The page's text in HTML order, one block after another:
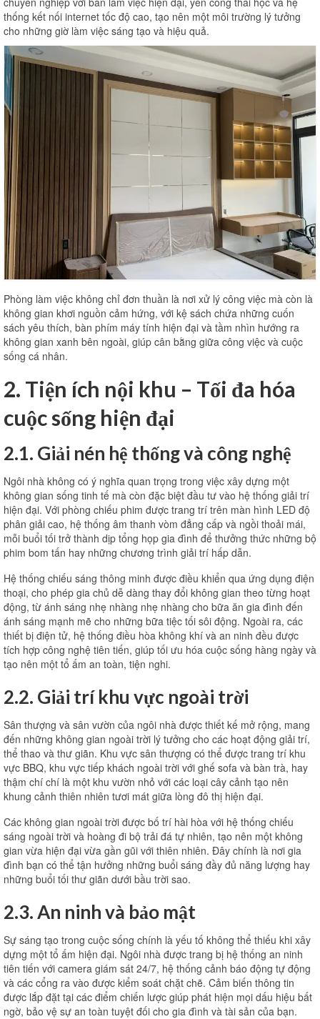
thống kết nối internet tốc độ cao, tạo nên một môi trường lý tưởng
cho những giờ làm việc sáng tạo và hiệu quả.
Phòng làm việc không chỉ đơn thuần là nơi xử lý công việc mà còn là
không gian khơi nguồn cảm hứng, với kệ sách chứa những cuốn
sách yêu thích, bàn phím máy tính hiện đại và tầm nhìn hướng ra
không gian xanh bên ngoài, giúp cân bằng giữa công việc và cuộc
sống cá nhân.
2. Tiện ích nội khu – Tối đa hóa
cuộc sống hiện đại
2.1. Giải nén hệ thống và công nghệ
Ngôi nhà không có ý nghĩa quan trọng trong việc xây dựng một
không gian sống tinh tế mà còn đặc biệt đầu tư vào hệ thống giải trí
hiện đại. Với phòng chiếu phim được trang trí trên màn hình LED độ
phân giải cao, hệ thống âm thanh vòm đẳng cấp và ngồi thoải mái,
mỗi buổi tối trở thành dịp tổng họp gia đình để thưởng thức những bộ
phim bom tấn hay những chương trình giải trí hấp dẫn.
Hệ thống chiếu sáng thông minh được điều khiển qua ứng dụng điện
thoại, cho phép gia chủ dễ dàng thay đổi không gian theo từng hoạt
động, từ ánh sáng nhẹ nhàng nhẹ nhàng cho bữa ăn gia đình đến
ánh sáng mạnh mẽ cho những bữa tiệc tối sôi động. Ngoài ra, các
thiết bị điện tử, hệ thống điều hòa không khí và an ninh đều được
tích hợp công nghệ tiên tiến, giúp tối ưu hóa cuộc sống hàng ngày và
tạo nên một tổ ấm an toàn, tiện nghi.
2.2. Giải trí khu vực ngoài trời
Sân thượng và sân vườn của ngôi nhà được thiết kế mở rộng, mang
đến những không gian ngoài trời lý tưởng cho các hoạt động giải trí,
thể thao và thư giãn. Khu vực sân thượng có thể được trang trí khu
vực BBQ, khu vực tiếp khách ngoài trời với ghế sofa và bàn trà, hay
thậm chí chí là một khu vườn nhỏ với các loại cây cảnh tạo nên
khung cảnh thiên nhiên tươi mát giữa lòng đô thị hiện đại.
Các không gian ngoài trời được bố trí hài hòa với hệ thống chiếu
sáng ngoài trời và hoàng đi bộ trải đá tự nhiên, tạo nên một không
gian vừa hiện đại vừa gần gũi với thiên nhiên. Đây chính là nơi gia
đình bạn có thể tận hưởng những buổi sáng đầy đủ năng lượng hay
những buổi tối thư giãn dưới bầu trời sao.
2.3. An ninh và bảo mật
Sự sáng tạo trong cuộc sống chính là yếu tố không thể thiếu khi xây
dựng một tổ ấm hiện đại. Ngôi nhà được trang bị hệ thống an ninh
tiên tiến với camera giám sát 24/7, hệ thống cảnh báo động tự động
và các cổng ra vào được kiểm soát chặt chẽ. Cảm biến thông tin
được lắp đặt tại các điểm chiến lược giúp phát hiện mọi dấu hiệu bất
ngờ, bảo vệ sự an toàn tuyệt đối cho gia đình và tài sản của bạn.